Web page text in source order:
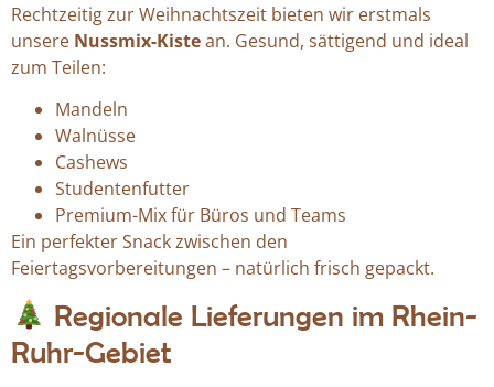
Rechtzeitig zur Weihnachtszeit bieten wir erstmals
unsere Nussmix-Kistean. Gesund, sättigend und ideal
zum Teilen:
Mandeln
Walnüsse
Cashews
Studentenfutter
Premium-Mix für Büros und Teams
Ein perfekter Snack zwischen den
Feiertagsvorbereitungen – natürlich frisch gepackt.
Regionale Lieferungen im Rhein-
Ruhr-Gebiet